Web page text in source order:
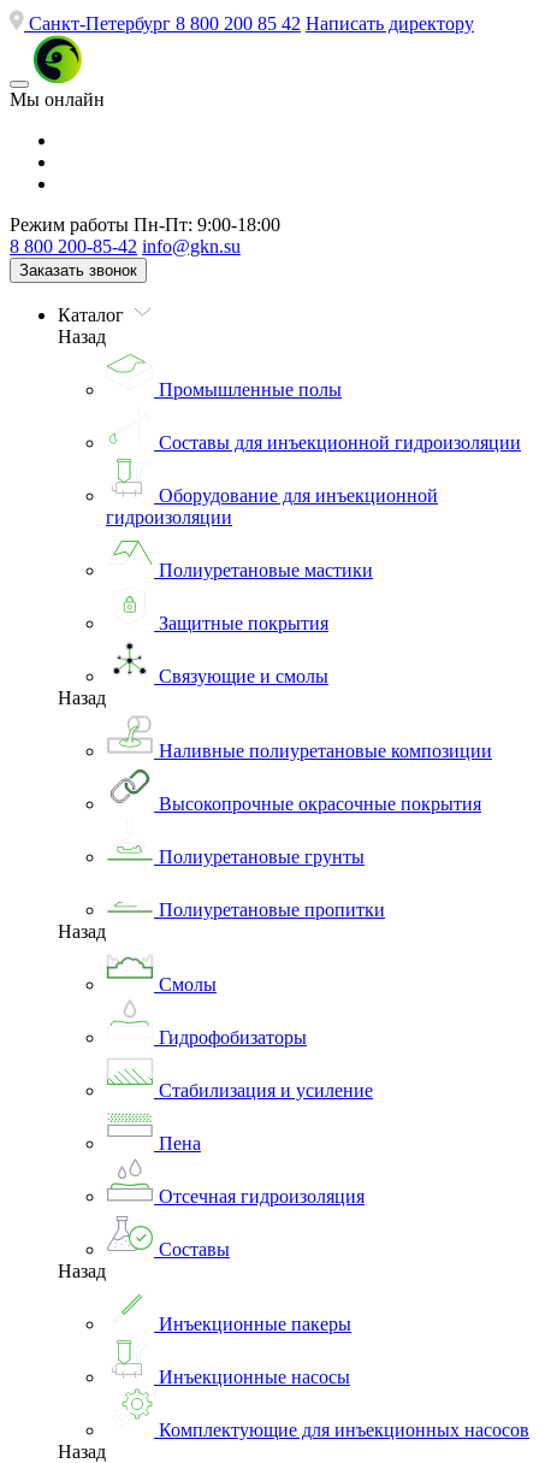
Санкт-Петербург 8 800 200 85 42 Написать директору
Мы онлайн
Режим работы Пн-Пт: 9:00-18:00
8 800 200-85-42 info@gkn.su
Заказать звонок
Каталог
Назад
Промышленные полы
Составы для инъекционной гидроизоляции
Оборудование для инъекционной
гидроизоляции
Полиуретановые мастики
Защитные покрытия
Связующие и смолы
Назад
Наливные полиуретановые композиции
Высокопрочные окрасочные покрытия
Полиуретановые грунты
Полиуретановые пропитки
Назад
Смолы
Гидрофобизаторы
Стабилизация и усиление
Пена
Отсечная гидроизоляция
Составы
Назад
Инъекционные пакеры
Инъекционные насосы
Комплектующие для инъекционных насосов
Назад